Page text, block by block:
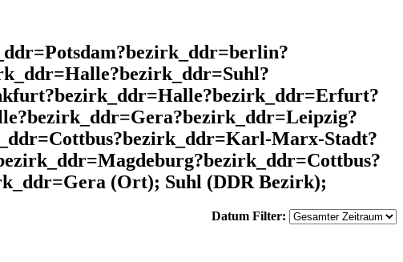
Marx-Stadt?
(Ort); Suhl (DDR Bezirk);
Datum Filter: